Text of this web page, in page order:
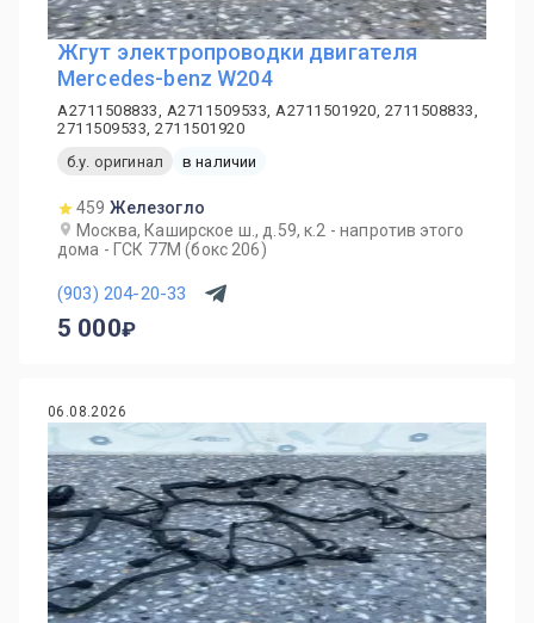
Жгут электропроводки двигателя
Mercedes-benz W204
A2711508833, A2711509533, A2711501920, 2711508833,
2711509533, 2711501920
б.у. оригинал
в наличии
459 Железогло
Москва, Каширское ш., д.59, к.2 - напротив этого
дома - ГСК 77М (бокс 206)
(903) 204-20-33
5 000
06.08.2026